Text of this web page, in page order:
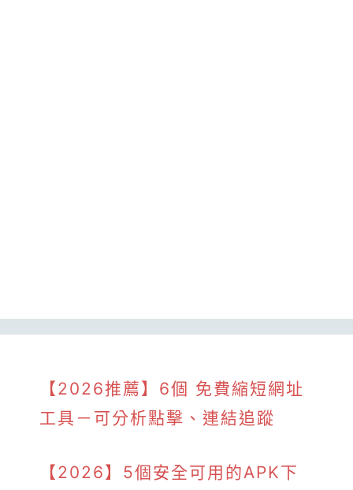
【2026推薦】6個 免費縮短網址
工具－可分析點擊、連結追蹤
【2026】5個安全可用的APK下